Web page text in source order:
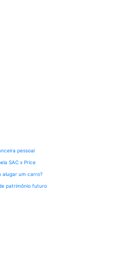
pessoal
SAC x Price
alugar um carro?
patrimônio futuro